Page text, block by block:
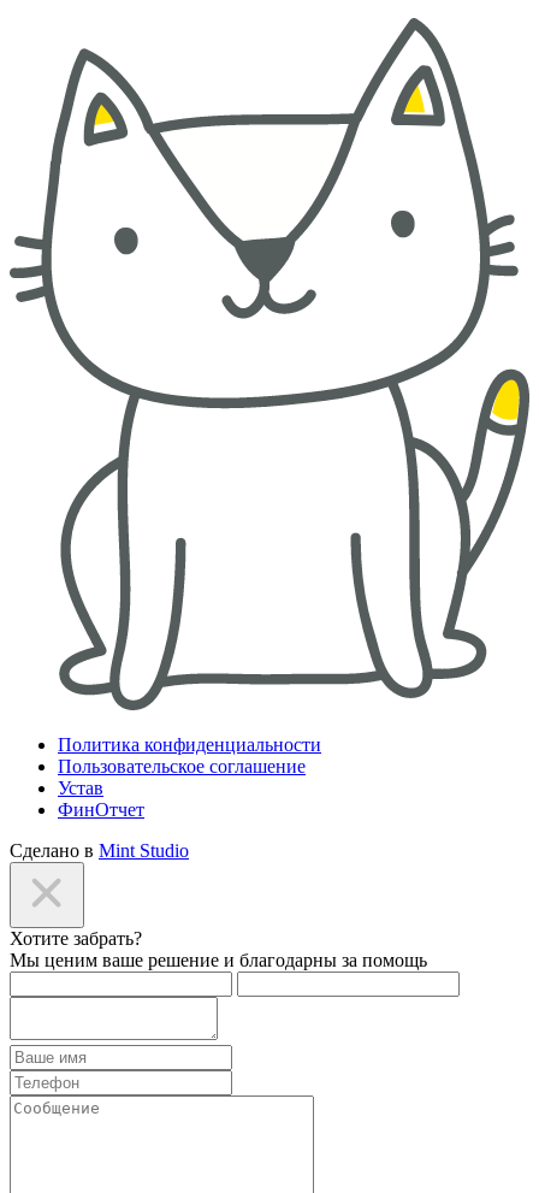
Политика конфиденциальности
Пользовательское соглашение
Устав
ФинОтчет
Сделано в Mint Studio
Хотите забрать?
Мы ценим ваше решение и благодарны за помощь